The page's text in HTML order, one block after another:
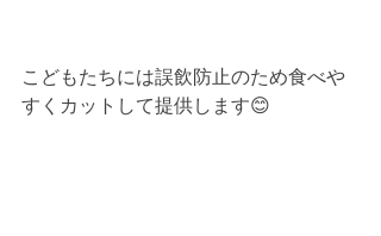
こどもたちには誤飲防止のため食べや
すくカットして提供します😊